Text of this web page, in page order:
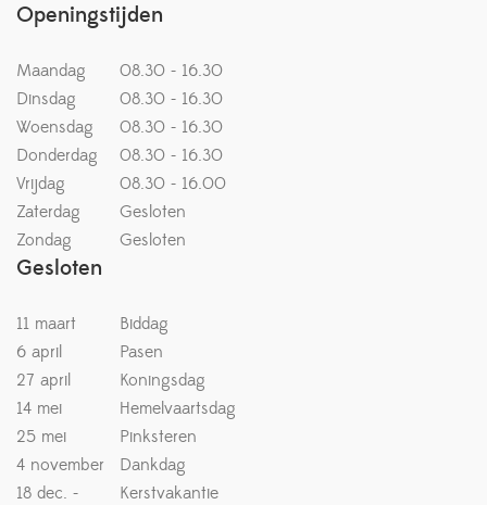
Openingstijden
Maandag
08.30 - 16.30
Dinsdag
08.30 - 16.30
Woensdag
08.30 - 16.30
Donderdag
08.30 - 16.30
Vrijdag
08.30 - 16.00
Zaterdag
Gesloten
Zondag
Gesloten
Gesloten
11 maart
Biddag
6 april
Pasen
27 april
Koningsdag
14 mei
Hemelvaartsdag
25 mei
Pinksteren
4 november
Dankdag
18 dec. -
Kerstvakantie